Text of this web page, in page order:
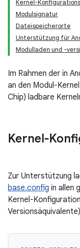
Kernel-
Modulsignatur
Dateispeicherorte
Unterstützung für
Modulladen und -
Im Rahmen der in
an den Modul-
Chip) ladbare
Kernel-
Zur Unterstützung
base.config in allen
Kernel-